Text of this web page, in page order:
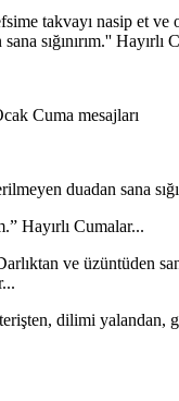
takvayı nasip et ve
sığınırım.'' Hayırlı
duadan sana
Hayırlı Cumalar...
ve üzüntüden
dilimi yalandan,